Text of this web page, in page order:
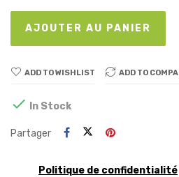
AJOUTER AU PANIER
ADD TO WISHLIST ADD TO
 In Stock
Partager
Politique de confidentialité